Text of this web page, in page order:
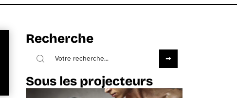
Recherche
Sous les projecteurs